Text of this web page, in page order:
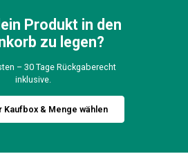
Produkt in den
zu legen?
– 30 Tage Rückgaberecht
inklusive.
Kaufbox & Menge wählen